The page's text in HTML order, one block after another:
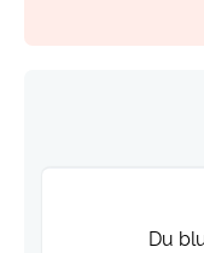
Du